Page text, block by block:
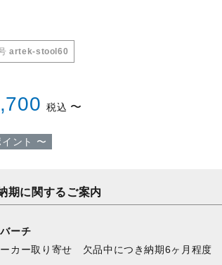
artek-stool60
税込 〜
ント 〜
期に関するご案内
バーチ
ーカー取り寄せ 欠品中につき納期6ヶ月程度